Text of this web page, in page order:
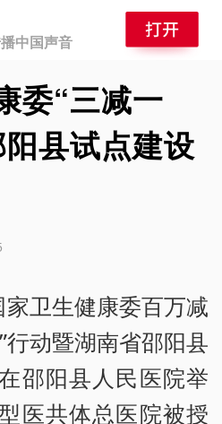
中国声音
委“三减一
县试点建设
卫生健康委百万减
行动暨湖南省邵阳县
邵阳县人民医院举
医共体总医院被授